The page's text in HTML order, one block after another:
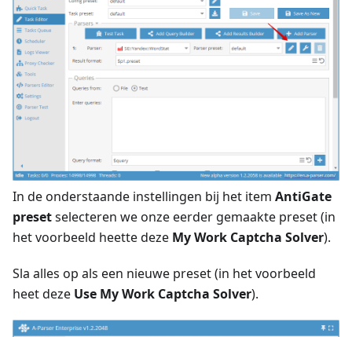
In de onderstaande instellingen bij het item AntiGate
presetselecteren we onze eerder gemaakte preset (in
het voorbeeld heette deze My Work Captcha Solver).
Sla alles op als een nieuwe preset (in het voorbeeld
heet deze Use My Work Captcha Solver).